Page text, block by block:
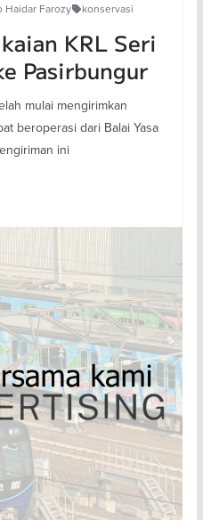
Haidar Farozy konservasi
KRL Seri
Pasirbungur
mulai mengirimkan
beroperasi dari Balai Yasa
ini